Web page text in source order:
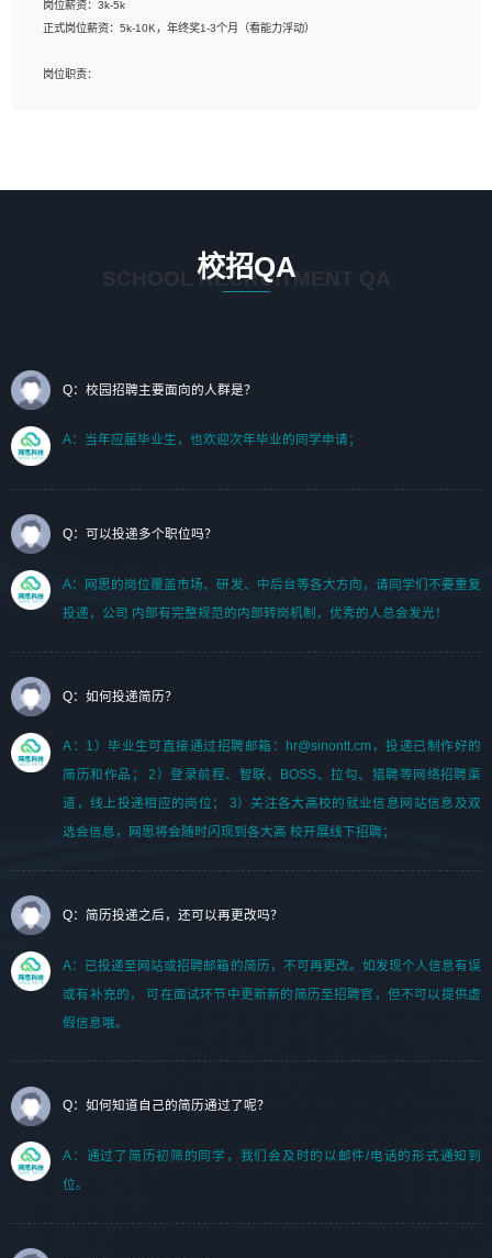
标志及吉祥物设计，效果图后期处理等。
1、艺术设计类相关专业；（其中需求分析顾问不限专业）
岗位薪资：3k-5k
正式岗位薪资：5k-10K，年终奖1-3个月（看能力浮动）
岗位职责：
2. 熟悉 前端常用框架, 能独立完成设计给予的 UI 效果;
3. 有良好的代码习惯, 低级错误出现频率低;
7. 了解或熟悉 WebGL 及相关框架优先。
（岗位人员专职于行业应用解决方案、项目申报方案、投标方案的策划编写）
校招QA
SCHOOL RECRUITMENT QA
Q：校园招聘主要面向的人群是？
A：当年应届毕业生，也欢迎次年毕业的同学申请；
Q：可以投递多个职位吗？
A：网思的岗位覆盖市场、研发、中后台等各大方向，请同学们不要重复
投递，公司 内部有完整规范的内部转岗机制，优秀的人总会发光！
Q：如何投递简历？
A：1）毕业生可直接通过招聘邮箱：hr@sinontt.cm，投递已制作好的
简历和作品； 2）登录前程、智联、BOSS、拉勾、猎聘等网络招聘渠
道，线上投递相应的岗位； 3）关注各大高校的就业信息网站信息及双
选会信息，网思将会随时闪现到各大高 校开展线下招聘；
Q：简历投递之后，还可以再更改吗？
A：已投递至网站或招聘邮箱的简历，不可再更改。如发现个人信息有误
或有补充的， 可在面试环节中更新新的简历至招聘官，但不可以提供虚
假信息哦。
Q：如何知道自己的简历通过了呢？
A：通过了简历初筛的同学，我们会及时的以邮件/电话的形式通知到
位。